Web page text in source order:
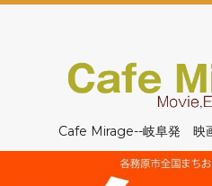
Cafe Mirage--岐阜発 映